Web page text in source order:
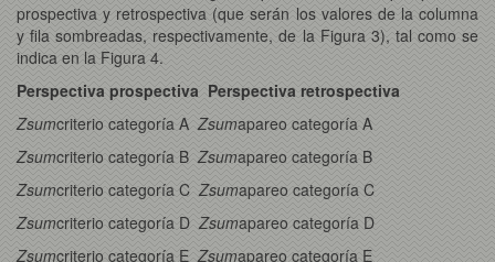
prospectiva y retrospectiva (que serán los valores de la columna
y fila sombreadas, respectivamente, de la Figura 3), tal como se
indica en la Figura 4.
Perspectiva prospectiva Perspectiva retrospectiva
Zsumcriterio categoría AZsumapareo categoría A
Zsumcriterio categoría BZsumapareo categoría B
Zsumcriterio categoría CZsumapareo categoría C
Zsumcriterio categoría DZsumapareo categoría D
Zsumcriterio categoría EZsumapareo categoría E